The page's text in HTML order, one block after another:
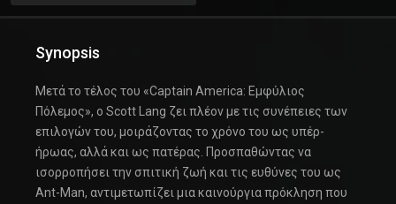
Synopsis
Μετά το τέλος του «Captain America: Εμφύλιος
Πόλεμος», ο Scott Lang ζει πλέον με τις συνέπειες των
επιλογών του, μοιράζοντας το χρόνο του ως υπέρ-
ήρωας, αλλά και ως πατέρας. Προσπαθώντας να
ισορροπήσει την σπιτική ζωή και τις ευθύνες του ως
Ant-Man, αντιμετωπίζει μια καινούργια πρόκληση που